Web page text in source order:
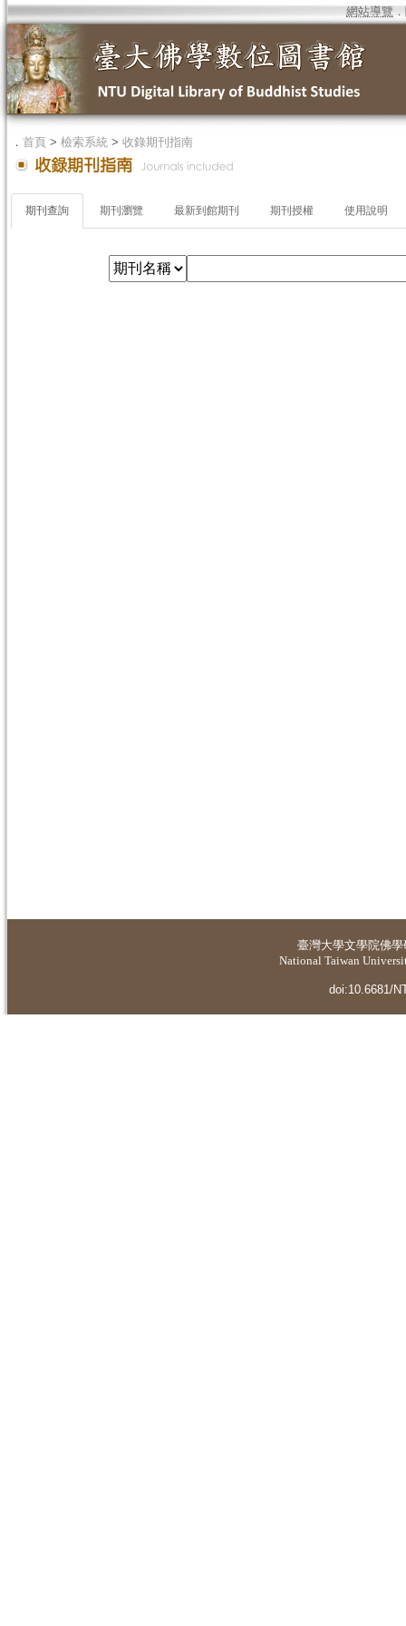
網站導覽 ．
． 首頁 > 檢索系統 > 收錄期刊指南
期刊查詢 期刊瀏覽 最新到館期刊 期刊授權 使用說明
臺灣大學文學院佛
National Taiwan
doi:10.6681/